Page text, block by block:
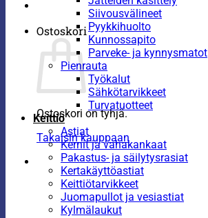
Ostoskori
Ostoskori on tyhjä.
Takaisin kauppaan
Siivousvälineet
Pyykkihuolto
Kunnossapito
Parveke- ja kynnysmatot
Pienrauta
Työkalut
Sähkötarvikkeet
Turvatuotteet
Keittiö
Astiat
Kernit ja vahakankaat
Pakastus- ja säilytysrasiat
Kertakäyttöastiat
Keittiötarvikkeet
Juomapullot ja vesiastiat
Kylmälaukut